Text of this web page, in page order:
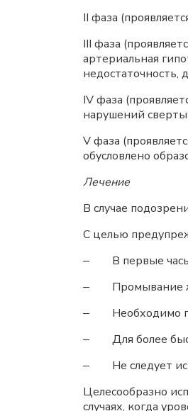
II фаза
III фаза
артериальная
IV фаза
нарушений
V фаза
обусловлено
Лечение
В случае
С целью
‒ В первые часы
‒ Промывание
‒ Необходимо
‒ Для более
‒ Не следует
Целесообразно
случаях, когда